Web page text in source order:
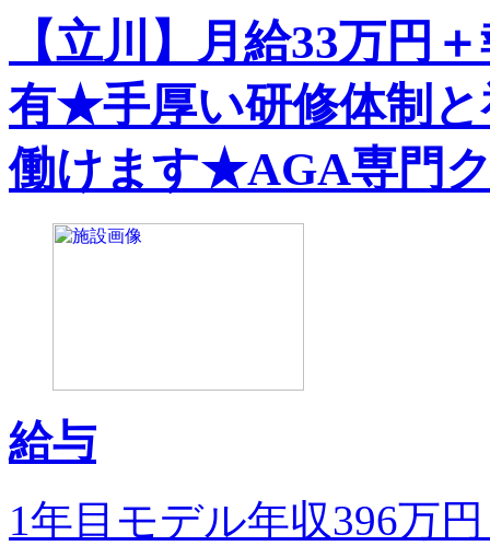
【立川】月給33万円
有★手厚い研修体制
働けます★AGA専門
給与
1年目モデル年収396万